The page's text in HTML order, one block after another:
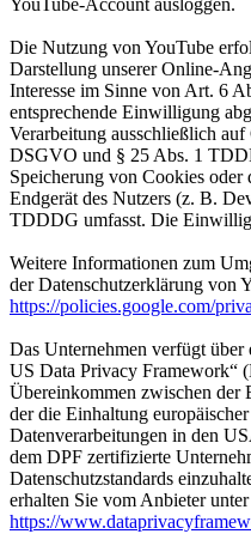
YouTube-Account ausloggen.
Die Nutzung von YouTube
Darstellung unserer Online-
Interesse im Sinne von Art. 6
entsprechende Einwilligung
Verarbeitung ausschließlich
DSGVO und § 25 Abs. 1
Speicherung von Cookies
Endgerät des Nutzers (z. B.
TDDDG umfasst. Die
Weitere Informationen zum
der Datenschutzerklärung von
https://policies.google.com/
Das Unternehmen verfügt
US Data Privacy Framework“
Übereinkommen zwischen der
der die Einhaltung
Datenverarbeitungen in den
dem DPF zertifizierte
Datenschutzstandards
erhalten Sie vom Anbieter
https://